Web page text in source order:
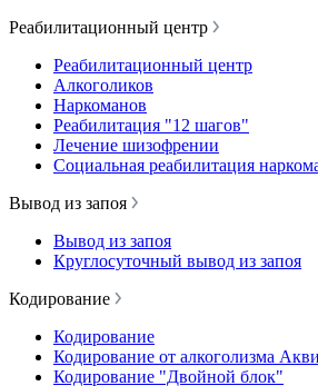
Реабилитационный центр
Реабилитационный центр
Алкоголиков
Наркоманов
Реабилитация "12 шагов"
Лечение шизофрении
Социальная реабилитация
Вывод из запоя
Вывод из запоя
Круглосуточный вывод из запоя
Кодирование
Кодирование
Кодирование от алкоголизма
Кодирование "Двойной блок"